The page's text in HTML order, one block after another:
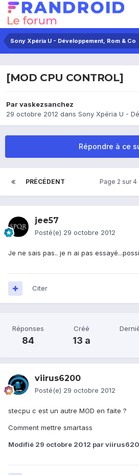
Sony Xpéria U - Développement, Rom & Co
[MOD CPU CONTROL]
Parvaskezsanchez
29 octobre 2012 dans Sony Xpéria U -
Répondre à ce
PRÉCÉDENT Page 2 sur 4
jee57
Posté(e) 29 octobre 2012
Je ne sais pas.. je n ai pas
Citer
Réponses
84
Créé
13 a
viirus6200
Posté(e) 29 octobre 2012
stecpu c est un autre MOD en faite ?
Comment mettre smartass
Modifié 29 octobre 2012 par